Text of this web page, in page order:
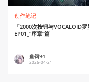
创作笔记
「2000次按钮与
EP01_“序章”篇
鱼饵94
2026-04-21